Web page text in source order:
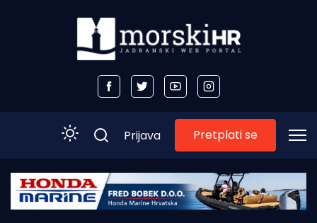
Početna
Prijava Pretplati se